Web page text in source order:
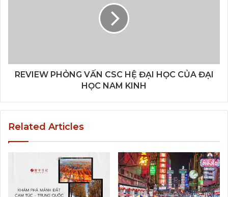
REVIEW PHỎNG VẤN CSC HỆ ĐẠI HỌC CỦA ĐẠI
HỌC NAM KINH
Related Articles